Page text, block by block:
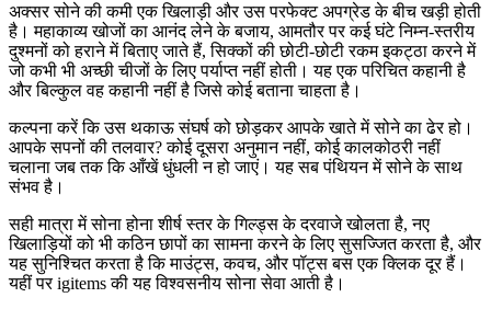
अक्सर सोने की कमी एक खिलाड़ी और उस परफेक्ट अपग्रेड के बीच खड़ी होती
है। महाकाव्य खोजों का आनंद लेने के बजाय, आमतौर पर कई घंटे निम्न-स्तरीय
दुश्मनों को हराने में बिताए जाते हैं, सिक्कों की छोटी-छोटी रकम इकट्ठा करने में
जो कभी भी अच्छी चीजों के लिए पर्याप्त नहीं होती। यह एक परिचित कहानी है
और बिल्कुल वह कहानी नहीं है जिसे कोई बताना चाहता है।
कल्पना करें कि उस थकाऊ संघर्ष को छोड़कर आपके खाते में सोने का ढेर हो।
आपके सपनों की तलवार? कोई दूसरा अनुमान नहीं, कोई कालकोठरी नहीं
चलाना जब तक कि आँखें धुंधली न हो जाएं। यह सब पंथियन में सोने के साथ
संभव है।
सही मात्रा में सोना होना शीर्ष स्तर के गिल्ड्स के दरवाजे खोलता है, नए
खिलाड़ियों को भी कठिन छापों का सामना करने के लिए सुसज्जित करता है, और
यह सुनिश्चित करता है कि माउंट्स, कवच, और पॉट्स बस एक क्लिक दूर हैं।
यहीं पर igitems की यह विश्वसनीय सोना सेवा आती है।